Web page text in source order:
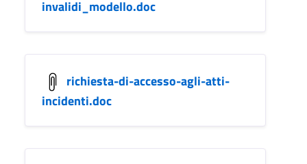
invalidi_modello.doc
richiesta-di-accesso-agli-atti-
incidenti.doc